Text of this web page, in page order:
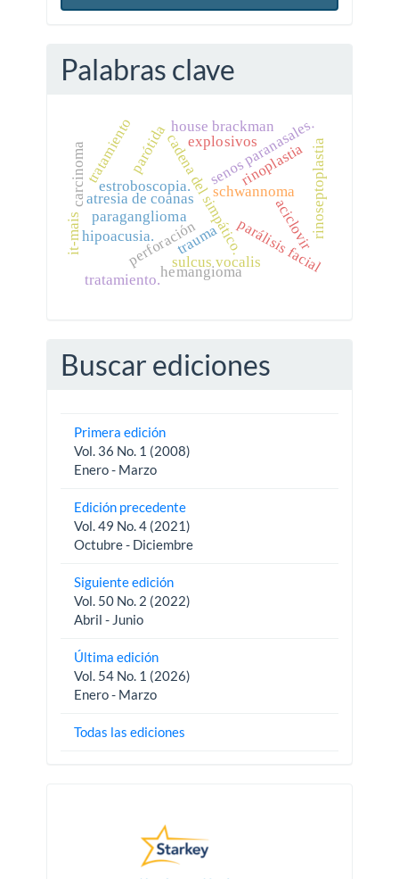
Palabras clave
schwannoma
paragangliomacadena del simpático.
atresia de coanas
senos paranasales.
perforacióntrauma
explosivos
hipoacusia.
sulcus vocalis
estroboscopia.
parálisis facial
tratamiento house brackman
aciclovir
carcinoma parótida
hemangioma
tratamiento.
rinoseptoplastia
it-mais
rinoplastia
Buscar ediciones
Primera edición
Vol. 36 No. 1 (2008)
Enero - Marzo
Edición precedente
Vol. 49 No. 4 (2021)
Octubre - Diciembre
Siguiente edición
Vol. 50 No. 2 (2022)
Abril - Junio
Última edición
Vol. 54 No. 1 (2026)
Enero - Marzo
Todas las ediciones